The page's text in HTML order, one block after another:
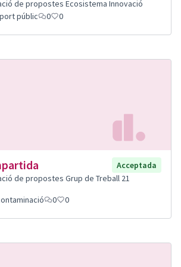
de propostes Ecosistema Innovació
públic
0 0
Acceptada
de propostes Grup de Treball 21
0 0